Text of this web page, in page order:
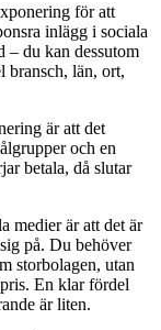
för att
inlägg i sociala
– du kan dessutom
bransch, län, ort,
är att det
och en
betala, då slutar
medier är att det är
på. Du behöver
storbolagen, utan
En klar fördel
är liten.